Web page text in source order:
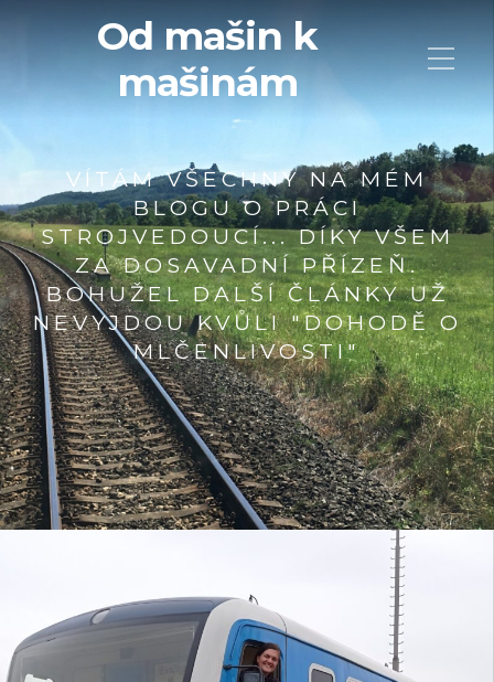
Od mašin k
mašinám
VÍTÁM VŠECHNY NA MÉM
BLOGU O PRÁCI
STROJVEDOUCÍ... DÍKY VŠEM
ZA DOSAVADNÍ PŘÍZEŇ.
BOHUŽEL DALŠÍ ČLÁNKY UŽ
NEVYJDOU KVŮLI "DOHODĚ O
MLČENLIVOSTI"